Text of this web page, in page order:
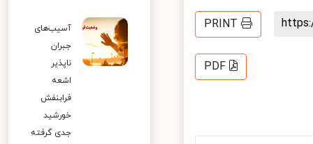
PRINT
PDF
آسیب‌های
جبران
ناپذیر
اشعه
فرابنفش
خورشید
جدی گرفته